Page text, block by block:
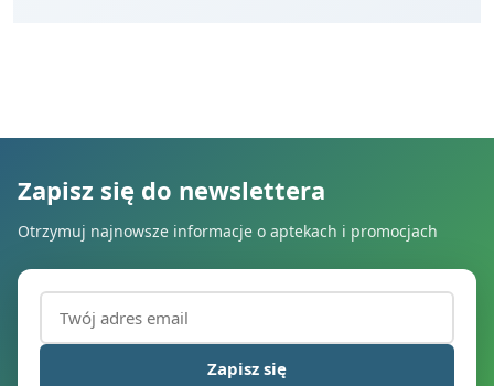
Zapisz się do newslettera
Otrzymuj najnowsze informacje o aptekach i promocjach
Adres email (wymagany)
Zapisz się